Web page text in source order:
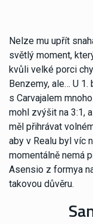
Nelze mu upřít
světlý moment,
kvůli velké porci
Benzemy, ale… U
s Carvajalem
mohl zvýšit na 3:1,
měl přihrávat
aby v Realu byl víc
momentálně nemá
Asensio z formya
takovou důvěru.